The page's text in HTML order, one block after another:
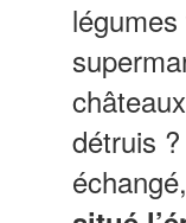
détruis